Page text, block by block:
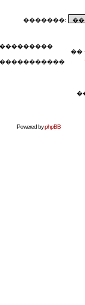
�������:
��
Powered byphpBB